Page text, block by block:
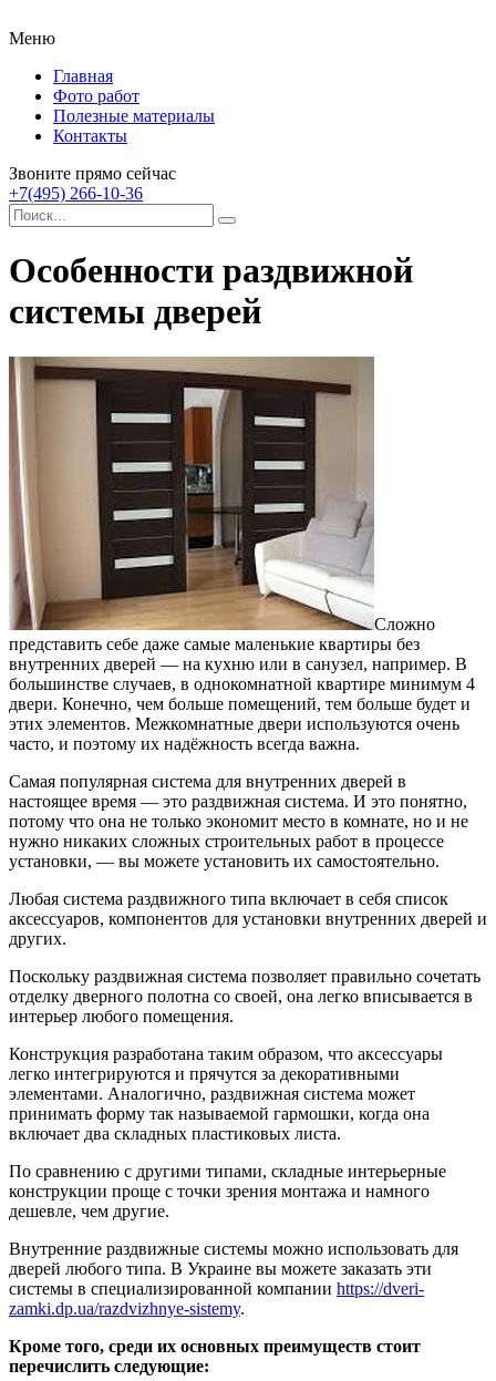
Меню
Главная
Фото работ
Полезные материалы
Контакты
Звоните прямо сейчас
+7(495) 266-10-36
Особенности раздвижной
системы дверей
Сложно
представить себе даже самые маленькие квартиры без
внутренних дверей — на кухню или в санузел, например. В
большинстве случаев, в однокомнатной квартире минимум 4
двери. Конечно, чем больше помещений, тем больше будет и
этих элементов. Межкомнатные двери используются очень
часто, и поэтому их надёжность всегда важна.
Самая популярная система для внутренних дверей в
настоящее время — это раздвижная система. И это понятно,
потому что она не только экономит место в комнате, но и не
нужно никаких сложных строительных работ в процессе
установки, — вы можете установить их самостоятельно.
Любая система раздвижного типа включает в себя список
аксессуаров, компонентов для установки внутренних дверей и
других.
Поскольку раздвижная система позволяет правильно сочетать
отделку дверного полотна со своей, она легко вписывается в
интерьер любого помещения.
Конструкция разработана таким образом, что аксессуары
легко интегрируются и прячутся за декоративными
элементами. Аналогично, раздвижная система может
принимать форму так называемой гармошки, когда она
включает два складных пластиковых листа.
По сравнению с другими типами, складные интерьерные
конструкции проще с точки зрения монтажа и намного
дешевле, чем другие.
Внутренние раздвижные системы можно использовать для
дверей любого типа. В Украине вы можете заказать эти
системы в специализированной компании https://dveri-
zamki.dp.ua/razdvizhnye-sistemy.
Кроме того, среди их основных преимуществ стоит
перечислить следующие: